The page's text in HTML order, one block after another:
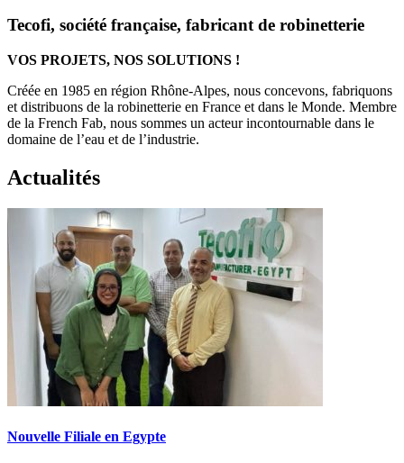
Tecofi, société française, fabricant de robinetterie
VOS PROJETS, NOS SOLUTIONS !
Créée en 1985 en région Rhône-Alpes, nous concevons, fabriquons
et distribuons de la robinetterie en France et dans le Monde. Membre
de la French Fab, nous sommes un acteur incontournable dans le
domaine de l’eau et de l’industrie.
Actualités
Nouvelle Filiale en Egypte